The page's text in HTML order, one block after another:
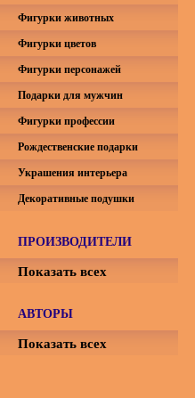
Фигурки животных
Фигурки цветов
Фигурки персонажей
Подарки для мужчин
Фигурки профессии
Рождественские подарки
Украшения интерьера
Декоративные подушки
ПРОИЗВОДИТЕЛИ
Показать всех
АВТОРЫ
Показать всех